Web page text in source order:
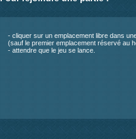
- cliquer sur un emplacement libre dans
(sauf le premier emplacement réservé au
- attendre que le jeu se lance.